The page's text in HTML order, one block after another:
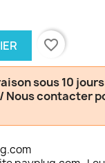
favorite_border
sous 10
contacter